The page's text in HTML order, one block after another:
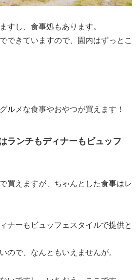
すし、食事処もあります。
できていますので、園内はずっとこ
ルメな食事やおやつが買えます！
ランチもディナーもビュッフ
買えますが、ちゃんとした食事はレ
ナーもビュッフェスタイルで提供と
ので、なんともいえませんが。